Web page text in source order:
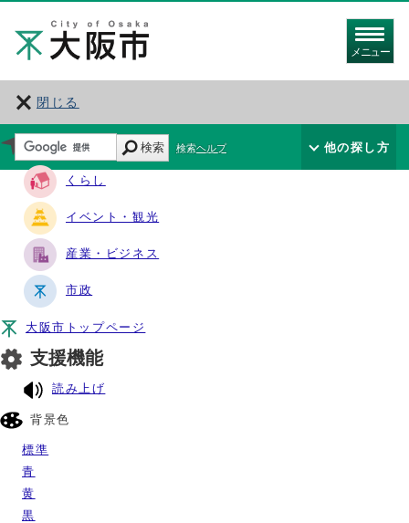
メニュー
閉じる
サイト・ナビ
くらし
イベント・観光
産業・ビジネス
市政
大阪市トップページ
支援機能
読み上げ
背景色
標準
青
黄
黒
検索 検索ヘルプ 他の探し方